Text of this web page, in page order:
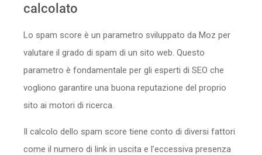
Servizi
calcolato
Lo spam score è un parametro sviluppato da Moz per
valutare il grado di spam di un sito web. Questo
parametro è fondamentale per gli esperti di SEO che
vogliono garantire una buona reputazione del proprio
sito ai motori di ricerca.
Il calcolo dello spam score tiene conto di diversi fattori
come il numero di link in uscita e l’eccessiva presenza